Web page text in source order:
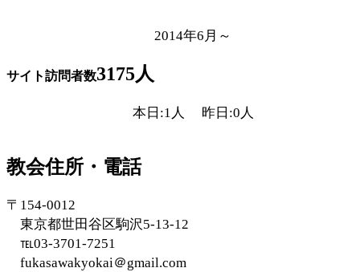
2014年6月～
サイト訪問者数3175人
本日:1人 昨日:0人
教会住所・電話
〒154-0012
東京都世田谷区駒沢5-13-12
℡03-3701-7251
fukasawakyokai＠gmail.com